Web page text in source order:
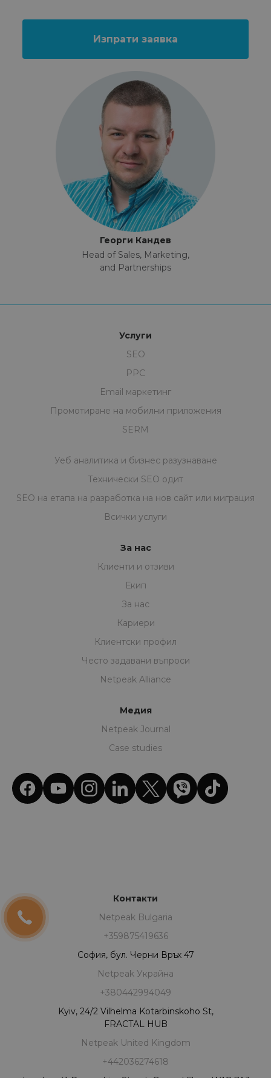
Георги Кандев
Head of Sales, Marketing,
and Partnerships
Услуги
SEO
PPC
Email маркетинг
Промотиране на мобилни приложения
SERM
Уеб аналитика и бизнес разузнаване
Технически SEO одит
SEO на eтапa на разработка на нов сайт или миграция
Всички услуги
За нас
Клиенти и отзиви
Екип
За нас
Кариери
Клиентски профил
Често задавани въпроси
Netpeak Alliance
Медия
Netpeak Journal
Case studies
Контакти
Netpeak Bulgaria
+359875419636
София, бул. Черни Връх 47
Netpeak Украйна
+380442994049
Kyiv, 24/2 Vilhelma Kotarbinskoho St,
FRACTAL HUB
Netpeak United Kingdom
+442036274618